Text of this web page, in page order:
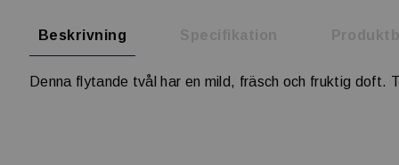
Beskrivning Specifikation
Denna flytande tvål har en mild, fräsch och fruktig doft.